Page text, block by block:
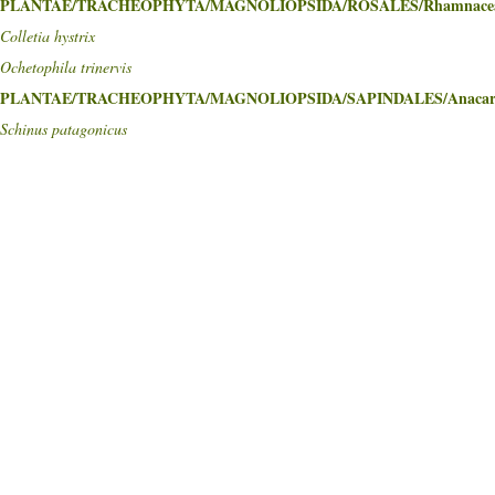
PLANTAE/TRACHEOPHYTA/MAGNOLIOPSIDA/ROSALES/
Colletia hystrix
Ochetophila trinervis
PLANTAE/TRACHEOPHYTA/MAGNOLIOPSIDA/SAPINDALES/
Schinus patagonicus